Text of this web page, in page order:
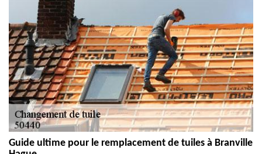
Guide ultime pour le remplacement de tuiles à Branville